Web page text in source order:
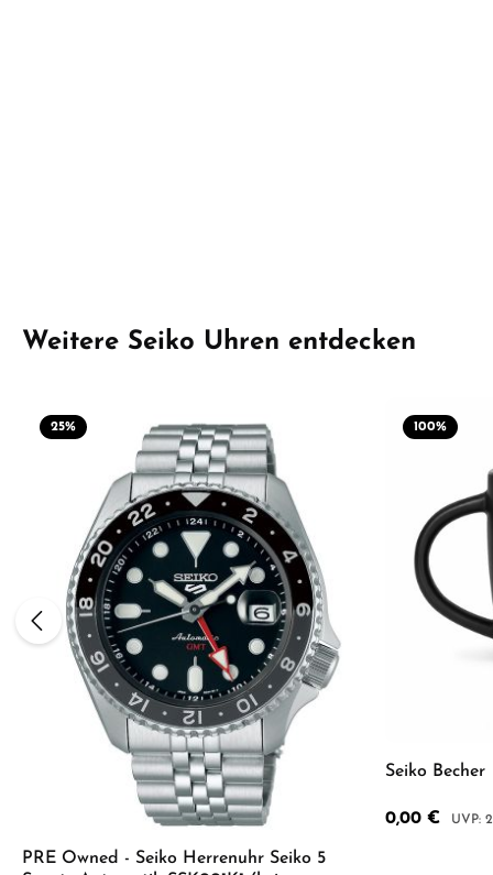
Produktgalerie überspringen
Weitere Seiko Uhren entdecken
25%
PRE Owned - Seiko Herrenuhr Seiko 5
100%
Seiko Becher
Verkaufspreis:
0,00 €